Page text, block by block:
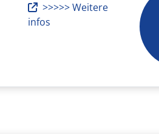
>>>>> Weitere
infos